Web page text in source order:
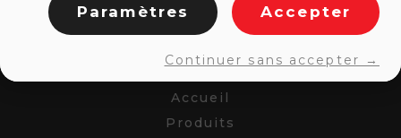
LIENS RAPIDES
Accueil
Produits
Paramètres Accepter
Continuer sans accepter →